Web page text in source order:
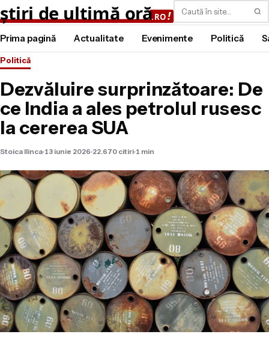
Caută
Prima pagină Actualitate Evenimente Politică
Politică
Dezvăluire surprinzătoare: De
ce India a ales petrolul rusesc
la cererea SUA
Stoica Ilinca 13 iunie 2026 22.670 citiri 1 min